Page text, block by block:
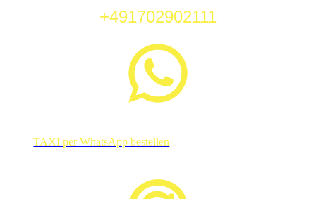
+491702902111
TAXI per WhatsApp bestellen